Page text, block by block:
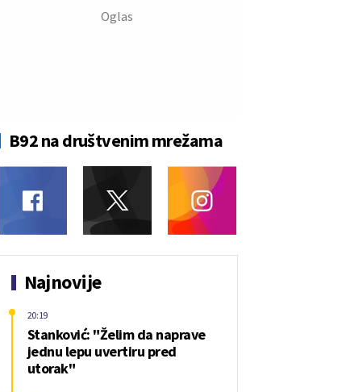
B92 na društvenim mrežama
Najnovije
Stanković: "Želim da naprave
jednu lepu uvertiru pred
utorak"
20:19